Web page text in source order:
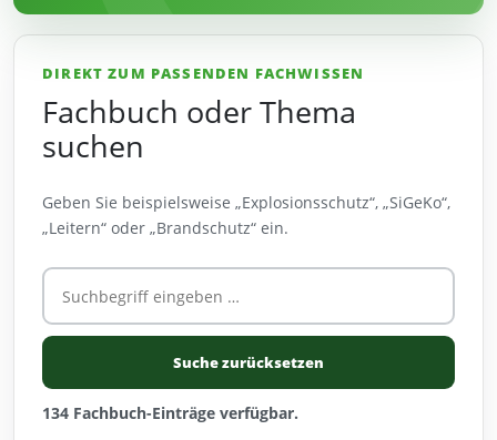
DIREKT ZUM PASSENDEN FACHWISSEN
Fachbuch oder Thema
suchen
Geben Sie beispielsweise „Explosionsschutz“, „SiGeKo“,
„Leitern“ oder „Brandschutz“ ein.
Fachbuch
oder
Thema
Suche zurücksetzen
134 Fachbuch-Einträge verfügbar.